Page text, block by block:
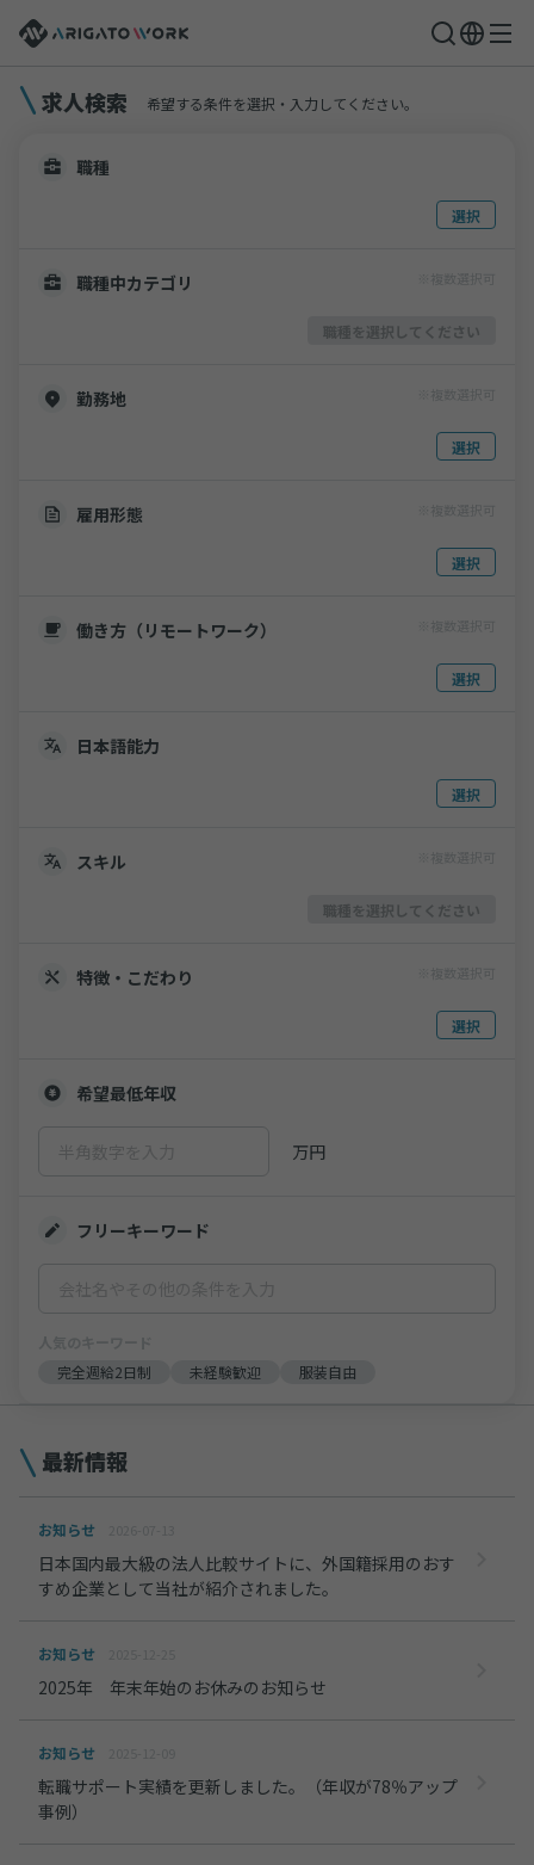
求人検索 希望する条件を選択・入力してください。
職種
選択
職種中カテゴリ
職種を選択してください
勤務地
選択
雇用形態
選択
働き方（リモートワーク）
選択
日本語能力
選択
スキル
職種を選択してください
特徴・こだわり
選択
希望最低年収
万円
フリーキーワード
完全週給2日制
未経験歓迎 服装自由
最新情報
お知らせ
日本国内最大級の法人比較サイトに、外国籍採用のおす
すめ企業として当社が紹介されました。
お知らせ
2025年 年末年始のお休みのお知らせ
お知らせ
転職サポート実績を更新しました。（年収が78％アップ
事例）